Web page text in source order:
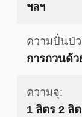
ฯลฯ
ความปั่นป่
การกวนด้
ความจุ:
1 ลิตร 2 ลิ